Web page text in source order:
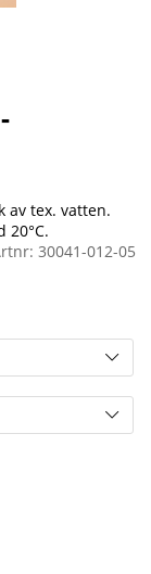
av tex. vatten.
20°C.
30041-012-05